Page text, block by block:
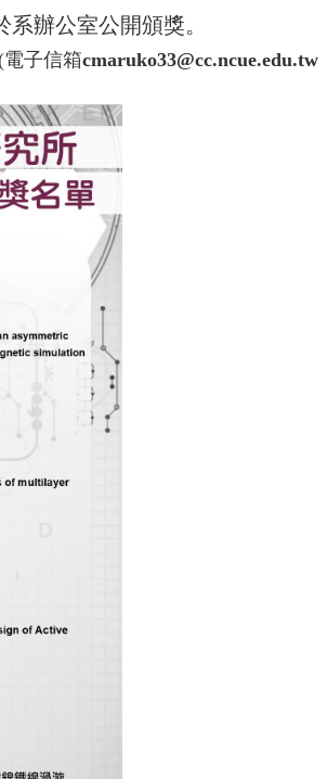
系辦公室公開頒獎。
電子信箱cmaruko33@cc.ncue.edu.tw